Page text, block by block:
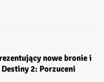
nowe bronie i
2: Porzuceni